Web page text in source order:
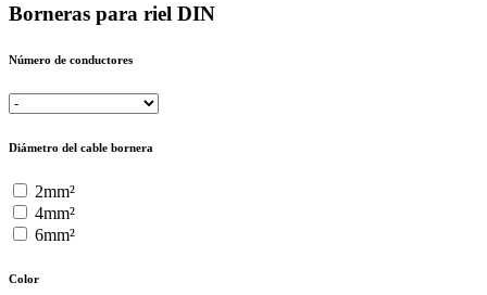
Borneras para riel DIN
Número de conductores
Diámetro del cable bornera
2mm²
4mm²
6mm²
Color